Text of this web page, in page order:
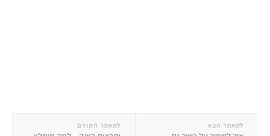
למאמר הקודם למאמר הבא